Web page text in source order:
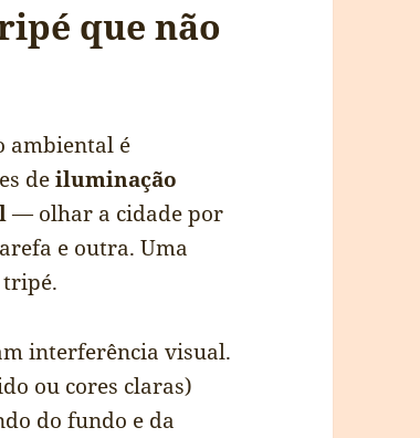
que não
ambiental é
deiluminação
— olhar a cidade por
e outra. Uma
tripé.
interferência visual.
ou cores claras)
do fundo e da